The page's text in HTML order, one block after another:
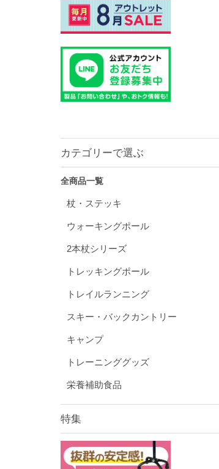
カテゴリーで選ぶ
全商品一覧
杖・ステッキ
ウォーキングポール
2本杖シリーズ
トレッキングポール
トレイルランニング
スキー・バックカントリー
キャンプ
トレーニンググッズ
栄養補助食品
特集